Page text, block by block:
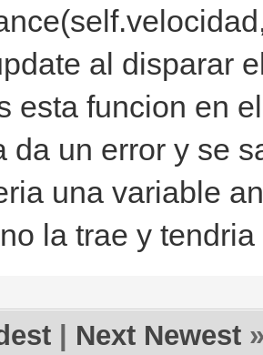
al disparar
esta funcion en
da un error y se
una variable
la trae y
Next Newest